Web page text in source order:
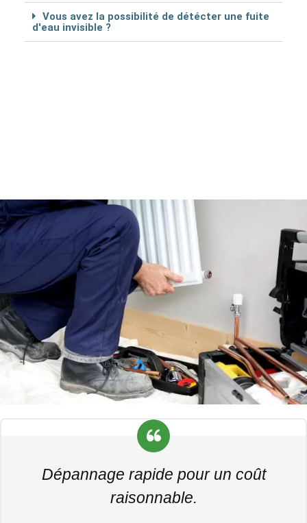
Vous avez la possibilité de détécter une fuite
d'eau invisible ?
Dépannage rapide pour un coût
raisonnable.